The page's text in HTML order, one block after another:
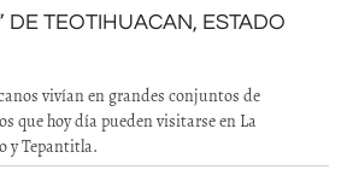
DE TEOTIHUACAN, ESTADO
vivían en grandes conjuntos de
que hoy día pueden visitarse en La
y Tepantitla.